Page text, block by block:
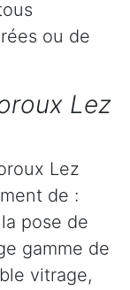
ou de
Lez
Lez
de :
pose de
gamme de
vitrage,